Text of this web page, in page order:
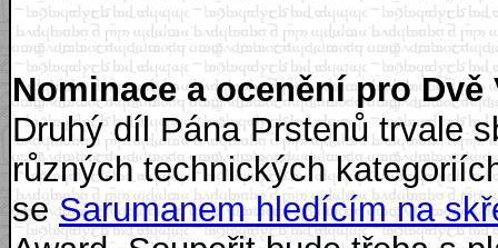
Nominace a ocenění pro Dvě
Druhý díl Pána Prstenů trvale
různých technických
seSarumanem hledícím na